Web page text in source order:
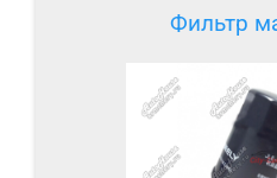
Фильтр